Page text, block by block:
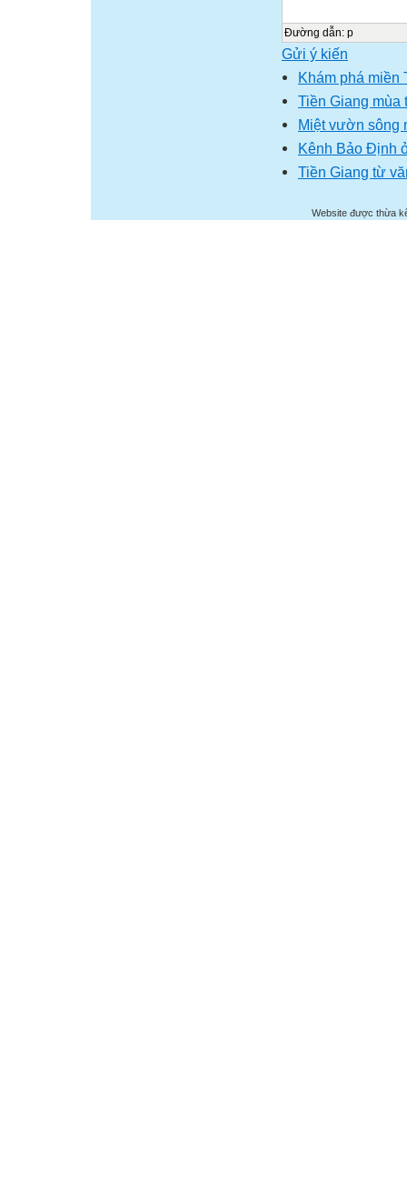
Đường dẫn: p
Gửi ý kiến
Khám phá miền
Tiền Giang mùa
Miệt vườn sông
Kênh Bảo Định
Tiền Giang từ
Website được thừa